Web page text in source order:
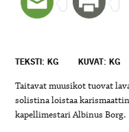
TEKSTI: KG KUVAT: KG
Taitavat muusikot tuovat
solistina loistaa
kapellimestari Albinus Borg.